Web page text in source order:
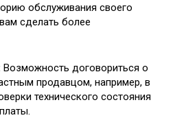
обслуживания своего
сделать более
Возможность договориться о
продавцом, например, в
технического состояния